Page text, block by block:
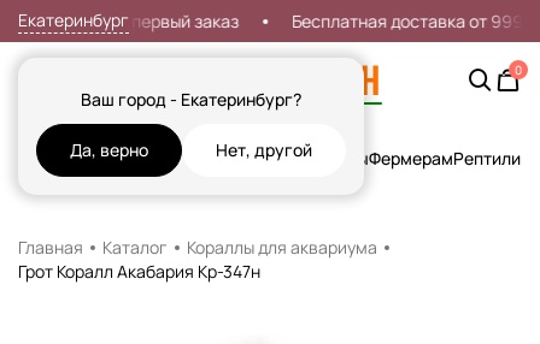
Екатеринбург
Ваш город - Екатеринбург?
Да, верно Нет, другой
Скидка 7% на первый заказ Бесплатная доставка от 999р
0
Кошки СобакиРыбы Грызуны и Хорьки ПтицыФермерамРептилии
Главная Каталог
Кораллы для аквариума
Грот Коралл Акабария Кр-347н